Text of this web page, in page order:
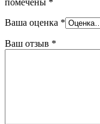
Ваша оценка *
Ваш отзыв *